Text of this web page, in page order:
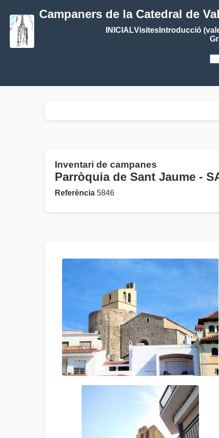
Campaners de la Catedral de
INICIALVisitesIntroducció
Inventari de campanes
Parròquia de Sant Jaume -
Referència 5846